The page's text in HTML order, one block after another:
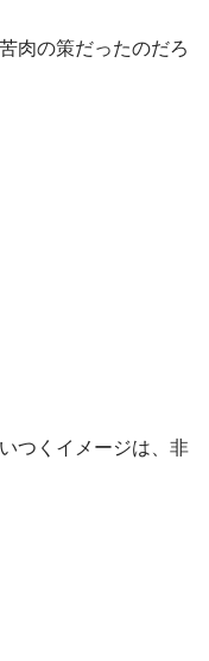
肉の策だったのだろ
つくイメージは、非